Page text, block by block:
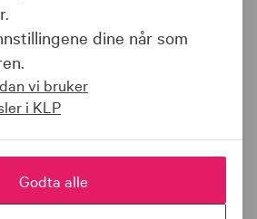
få ned antall bilskader,
fra andre kommuner
ganger handler det
som har ansvaret
man bruker, men også
og gode
dine når som
vi bruker
i KLP
Godta alle